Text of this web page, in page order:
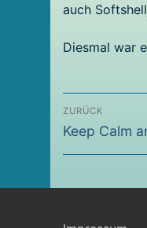
auch
Diesmal war
ZURÜCK
Vorheriger
Keep Calm